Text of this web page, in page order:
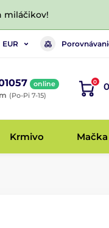
miláčikov!
EUR
online
(Po-Pi 7-15)
0
Krmivo Mačka